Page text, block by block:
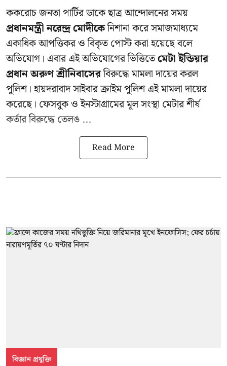
ককরোচ জনতা পার্টির ডাকে ছাত্র আন্দোলনের সময়
প্রধানমন্ত্রী নরেন্দ্র মোদীকেনিশানা করে সমাজমাধ্যমে
একাধিক আপত্তিকর ও বিকৃত পোস্ট করা হয়েছে বলে
অভিযোগ। এবার এই অভিযোগের ভিত্তিতেমেটা ইন্ডিয়ার
প্রধান অরুণ শ্রীনিবাসেরবিরুদ্ধে মামলা দায়ের করল
পুলিশ। হায়দরাবাদ সাইবার ক্রাইম পুলিশ এই মামলা দায়ের
করেছে। ফেসবুক ও ইনস্টাগ্রামের মূল সংস্থা মেটার শীর্ষ
কর্তার বিরুদ্ধে তেলঙ ...
Read More
বিজ্ঞান প্রযুক্তি